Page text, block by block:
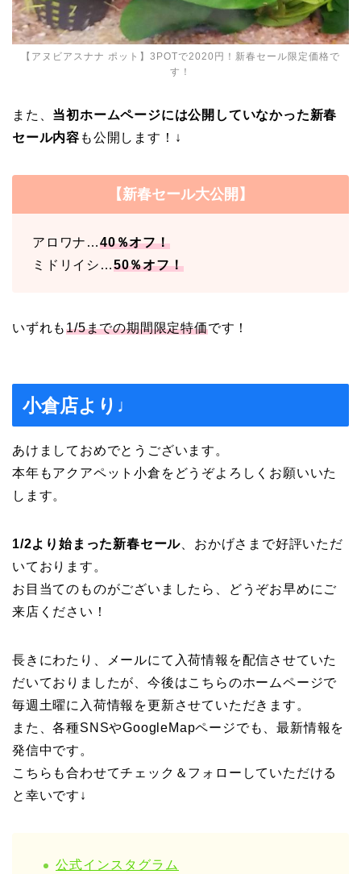
【アヌビアスナナ ポット】3POTで2020円！新春セール限定価格で
す！
また、 当初ホームページには公開していなかった新春
セール内容 も公開します！↓
【新春セール大公開】
アロワナ…40％オフ！
ミドリイシ…50％オフ！
いずれも1/5までの期間限定特価です！
小倉店より♩
あけましておめでとうございます。
本年もアクアペット小倉をどうぞよろしくお願いいた
します。
1/2より始まった新春セール 、おかげさまで好評いただ
いております。
お目当てのものがございましたら、どうぞお早めにご
来店ください！
長きにわたり、メールにて入荷情報を配信させていた
だいておりましたが、今後はこちらのホームページで
毎週土曜に入荷情報を更新させていただきます。
また、各種SNSやGoogleMapページでも、最新情報を
発信中です。
こちらも合わせてチェック＆フォローしていただける
と幸いです↓
公式インスタグラム